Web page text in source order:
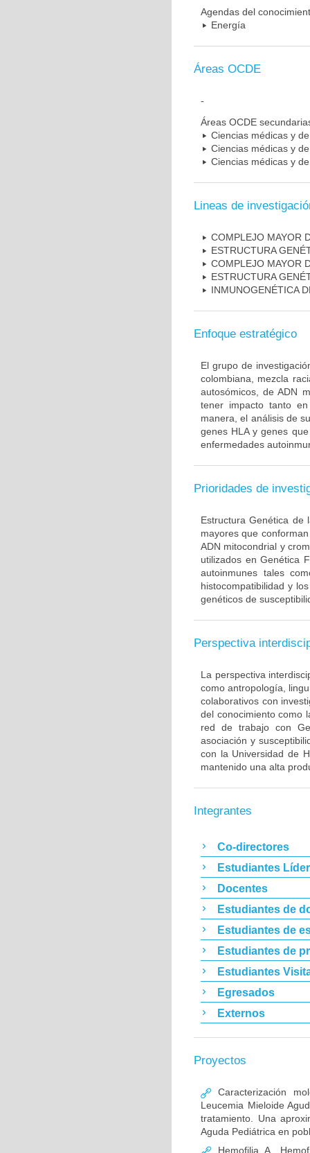
Agendas del
Energía
Áreas OCDE
-
Áreas OCDE
Ciencias médicas y
Ciencias médicas y
Ciencias médicas y
Lineas de
COMPLEJO MAYOR
ESTRUCTURA
COMPLEJO MAYOR
ESTRUCTURA
INMUNOGENÉTICA
Enfoque estratégico
El grupo de
colombiana, mezcla
autosómicos, de ADN
tener impacto tanto
manera, el análisis de
genes HLA y genes
enfermedades
Prioridades de
Estructura Genética de
mayores que
ADN mitocondrial y
utilizados en Genética
autoinmunes tales
histocompatibilidad y
genéticos de
Perspectiva
La perspectiva
como antropología,
colaborativos con
del conocimiento como
red de trabajo con
asociación y
con la Universidad de
mantenido una alta
Integrantes
Co-directores
Estudiantes
Docentes
Estudiantes de
Estudiantes de
Estudiantes de
Estudiantes
Egresados
Externos
Proyectos
Caracterización
Leucemia Mieloide
tratamiento. Una
Aguda Pediátrica en
Hemofilia A,